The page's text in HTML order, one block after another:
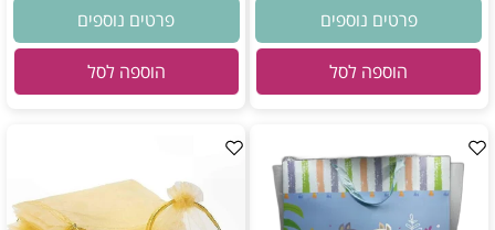
פרטים נוספים
הוספה לסל
פרטים נוספים
הוספה לסל